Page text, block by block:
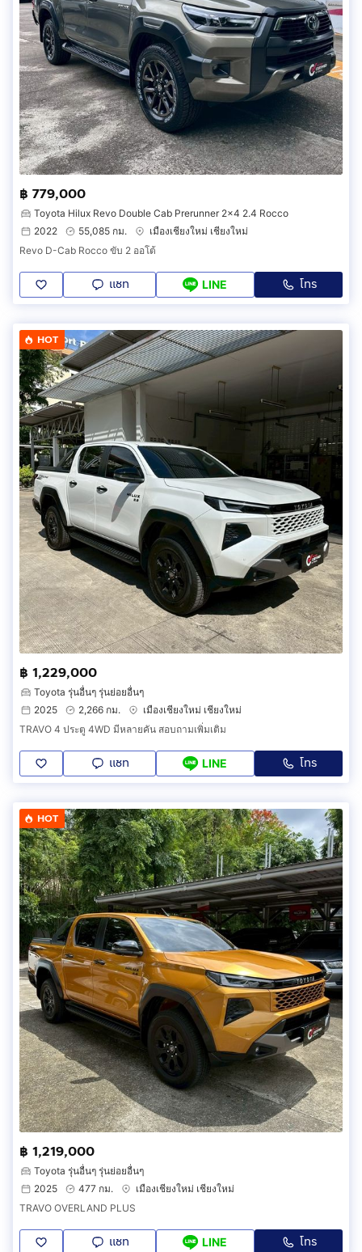
฿ 779,000
Toyota Hilux Revo Double Cab Prerunner 2x4 2.4 Rocco
2022
55,085 กม.
เมืองเชียงใหม่ เชียงใหม่
Revo D-Cab Rocco ขับ 2 ออโต้
แชท LINE โทร
HOT
฿ 1,229,000
Toyota รุ่นอื่นๆ รุ่นย่อยอื่นๆ
2025
2,266 กม.
เมืองเชียงใหม่ เชียงใหม่
TRAVO 4 ประตู 4WD มีหลายคัน สอบถามเพิ่มเติม
แชท LINE โทร
HOT
฿ 1,219,000
Toyota รุ่นอื่นๆ รุ่นย่อยอื่นๆ
2025
477 กม.
เมืองเชียงใหม่ เชียงใหม่
TRAVO OVERLAND PLUS
แชท LINE โทร